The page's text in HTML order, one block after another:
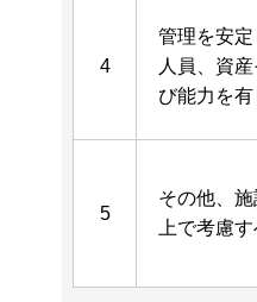
4
管理を安
人員、資
び能力を
5
その他、
上で考慮